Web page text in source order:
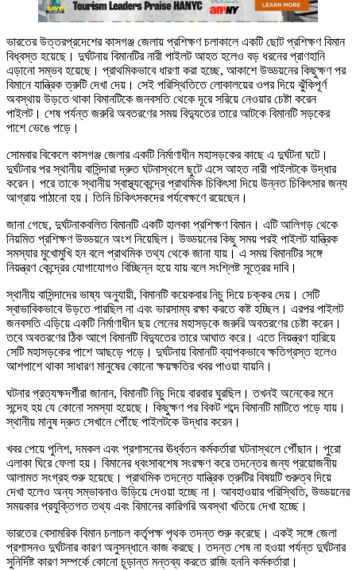
ভারতের উত্তরপ্রদেশের কাসগঞ্জ জেলায় প্রশিক্ষণ চলাকালে একটি ছোট প্রশিক্ষণ বিমান
বিধ্বস্ত হয়েছে। দুর্ঘটনায় বিমানটির নারী পাইলট আহত হলেও বড় ধরনের প্রাণহানি
এড়ানো সম্ভব হয়েছে। প্রাথমিকভাবে ধারণা করা হচ্ছে, আকাশে উড্ডয়নের কিছুক্ষণ পর
বিমানে যান্ত্রিক ত্রুটি দেখা দেয়। সেই পরিস্থিতিতে লোকালয়ের ওপর দিয়ে ঝুঁকিপূর্ণ
অবস্থায় উড়তে থাকা বিমানটিকে জনবসতি থেকে দূরে সরিয়ে নেওয়ার চেষ্টা করেন
পাইলট। শেষ পর্যন্ত জরুরি অবতরণের সময় বিদ্যুতের তারে আটকে বিমানটি সড়কের
পাশে ভেঙে পড়ে।
সোমবার বিকেলে কাসগঞ্জ জেলার একটি নির্মাণাধীন মহাসড়কের কাছে এ দুর্ঘটনা ঘটে।
দুর্ঘটনার পর স্থানীয় বাসিন্দারা দ্রুত ঘটনাস্থলে ছুটে এসে আহত নারী পাইলটকে উদ্ধার
করেন। পরে তাকে স্থানীয় স্বাস্থ্যকেন্দ্রে প্রাথমিক চিকিৎসা দিয়ে উন্নত চিকিৎসার জন্য
আগ্রায় পাঠানো হয়। তিনি চিকিৎসকদের পর্যবেক্ষণে রয়েছেন।
জানা গেছে, দুর্ঘটনাকবলিত বিমানটি একটি হালকা প্রশিক্ষণ বিমান। এটি আলিগড় থেকে
নিয়মিত প্রশিক্ষণ উড্ডয়নে অংশ নিয়েছিল। উড্ডয়নের কিছু সময় পরই পাইলট যান্ত্রিক
সমস্যার মুখোমুখি হন বলে প্রাথমিক তথ্য থেকে জানা যায়। এ সময় বিমানটির সঙ্গে
নিয়ন্ত্রণ কেন্দ্রের যোগাযোগও বিচ্ছিন্ন হয়ে যায় বলে সংশ্লিষ্ট সূত্রের দাবি।
স্থানীয় বাসিন্দাদের ভাষ্য অনুযায়ী, বিমানটি কয়েকবার নিচু দিয়ে চক্কর দেয়। সেটি
স্বাভাবিকভাবে উড়তে পারছিল না এবং ভারসাম্য রক্ষা করতে কষ্ট হচ্ছিল। এরপর পাইলট
জনবসতি এড়িয়ে একটি নির্মাণাধীন ছয় লেনের মহাসড়কে জরুরি অবতরণের চেষ্টা করেন।
তবে অবতরণের ঠিক আগে বিমানটি বিদ্যুতের তারে আঘাত করে। এতে নিয়ন্ত্রণ হারিয়ে
সেটি মহাসড়কের পাশে আছড়ে পড়ে। দুর্ঘটনায় বিমানটি ব্যাপকভাবে ক্ষতিগ্রস্ত হলেও
আশপাশে থাকা সাধারণ মানুষের কোনো ক্ষয়ক্ষতির খবর পাওয়া যায়নি।
ঘটনার প্রত্যক্ষদর্শীরা জানান, বিমানটি নিচু দিয়ে বারবার ঘুরছিল। তখনই অনেকের মনে
সন্দেহ হয় যে কোনো সমস্যা হয়েছে। কিছুক্ষণ পর বিকট শব্দে বিমানটি মাটিতে পড়ে যায়।
স্থানীয় মানুষ দ্রুত সেখানে পৌঁছে পাইলটকে উদ্ধার করেন।
খবর পেয়ে পুলিশ, দমকল এবং প্রশাসনের ঊর্ধ্বতন কর্মকর্তারা ঘটনাস্থলে পৌঁছান। পুরো
এলাকা ঘিরে ফেলা হয়। বিমানের ধ্বংসাবশেষ সংরক্ষণ করে তদন্তের জন্য প্রয়োজনীয়
আলামত সংগ্রহ শুরু হয়েছে। প্রাথমিক তদন্তে যান্ত্রিক ত্রুটির বিষয়টি গুরুত্ব দিয়ে
দেখা হলেও অন্য সম্ভাবনাও উড়িয়ে দেওয়া হচ্ছে না। আবহাওয়ার পরিস্থিতি, উড্ডয়নের
সময়কার প্রযুক্তিগত তথ্য এবং বিমানের কারিগরি অবস্থা খতিয়ে দেখা হচ্ছে।
ভারতের বেসামরিক বিমান চলাচল কর্তৃপক্ষ পৃথক তদন্ত শুরু করেছে। একই সঙ্গে জেলা
প্রশাসনও দুর্ঘটনার কারণ অনুসন্ধানে কাজ করছে। তদন্ত শেষ না হওয়া পর্যন্ত দুর্ঘটনার
সুনির্দিষ্ট কারণ সম্পর্কে কোনো চূড়ান্ত মন্তব্য করতে রাজি হননি কর্মকর্তারা।